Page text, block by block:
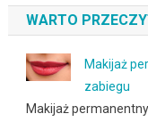
WARTO
Makijaż
zabiegu
Makijaż